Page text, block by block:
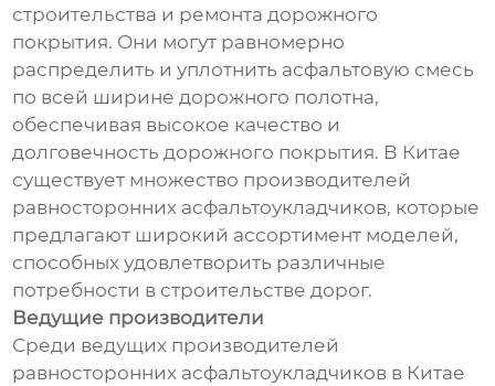
строительства и ремонта дорожного
покрытия. Они могут равномерно
распределить и уплотнить асфальтовую смесь
по всей ширине дорожного полотна,
обеспечивая высокое качество и
долговечность дорожного покрытия. В Китае
существует множество производителей
равносторонних асфальтоукладчиков, которые
предлагают широкий ассортимент моделей,
способных удовлетворить различные
потребности в строительстве дорог.
Ведущие производители
Среди ведущих производителей
равносторонних асфальтоукладчиков в Китае